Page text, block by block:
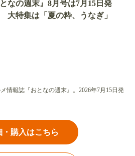
となの週末』8月号は7月15日発
大特集は「夏の粋、うなぎ」
情報誌『おとなの週末』。2026年7月15日発
・購入はこちら